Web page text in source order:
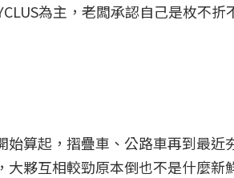
為主，老闆承認自己是枚不折
算起，摺疊車、公路車再到最近
夥互相較勁原本倒也不是什麼新